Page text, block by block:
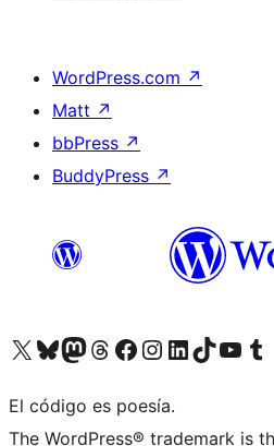
WordPress.com ↗
Matt ↗
bbPress ↗
BuddyPress ↗
Visita nuestra cuenta de X (anteriormente Twitter)
Visit our Bluesky account
Visit our Mastodon account
Visit our Threads account
Visita nuestra página de Facebook
Visita nuestra cuenta de Instagram
Visita nuestra cuenta de LinkedIn
Visit our TikTok account
Visita nuestroVisit
El código es poesía.
The WordPress® trademark is